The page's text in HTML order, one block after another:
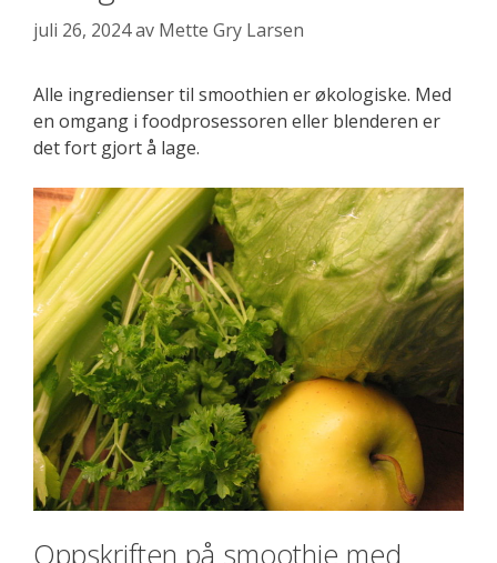
juli 26, 2024av Mette Gry Larsen
Alle ingredienser til smoothien er økologiske. Med
en omgang i foodprosessoren eller blenderen er
det fort gjort å lage.
Oppskriften på smoothie med